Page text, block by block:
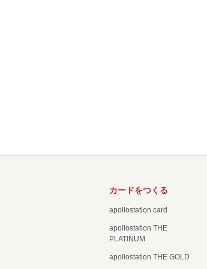
カードをつくる
apollostation card
apollostation THE
PLATINUM
apollostation THE GOLD